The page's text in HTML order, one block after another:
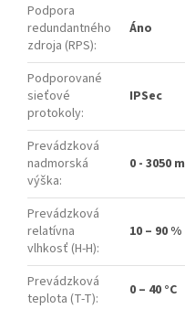
Podpora
redundantného
zdroja (RPS):
Áno
Podporované
sieťové
protokoly:
IPSec
Prevádzková
nadmorská
výška:
0 - 3050 m
Prevádzková
relatívna
vlhkosť (H-H):
10 – 90 %
Prevádzková
teplota (T-T): 0 – 40 °C